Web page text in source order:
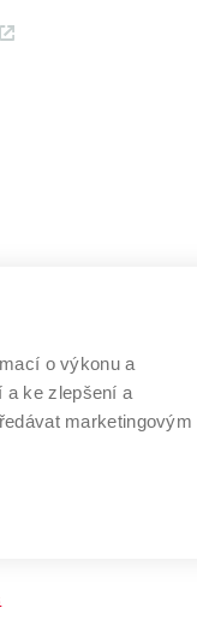
V BRNĚ
o výkonu a
a ke zlepšení a
marketingovým